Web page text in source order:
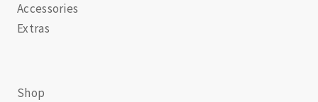
Accessories
Extras
Shop